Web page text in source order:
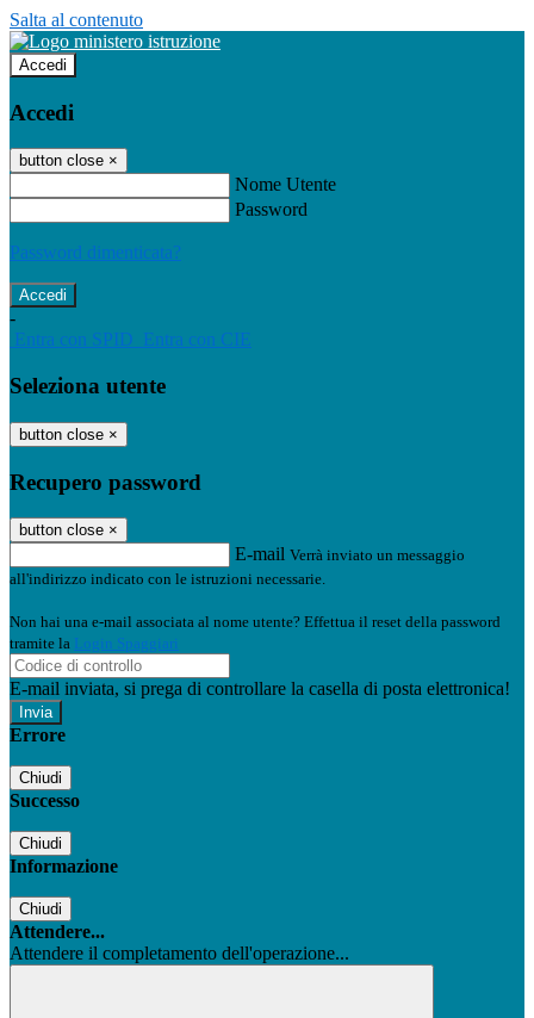
Salta al contenuto
Accedi
Accedi
button close ×
Nome Utente
Password
Password dimenticata?
-
Entra con SPID Entra con CIE
Seleziona utente
button close ×
Recupero password
button close ×
E-mail Verrà inviato un messaggio
all'indirizzo indicato con le istruzioni necessarie.
Non hai una e-mail associata al nome utente? Effettua il reset della password
tramite la Login Spaggiari
E-mail inviata, si prega di controllare la casella di posta elettronica!
Errore
Chiudi
Successo
Chiudi
Informazione
Chiudi
Attendere...
Attendere il completamento dell'operazione...